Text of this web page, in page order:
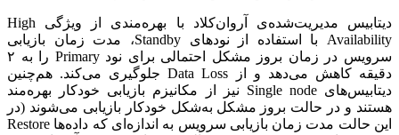
دیتابیس مدیریت‌شده‌ی آروان‌کلاد با بهره‌مندی از ویژگی High
Availability با استفاده از نودهای Standby، مدت زمان بازیابی
سرویس در زمان بروز مشکل احتمالی برای نود Primary را به ۲
دقیقه کاهش می‌دهد و از Data Loss جلوگیری می‌کند. هم‌چنین
دیتابیس‌های Single node نیز از مکانیزم بازیابی خودکار بهره‌مند
هستند و در حالت بروز مشکل به‌شکل خودکار بازیابی می‌شوند (در
این حالت مدت زمان بازیابی سرویس به اندازه‌ای که داده‌ها Restore